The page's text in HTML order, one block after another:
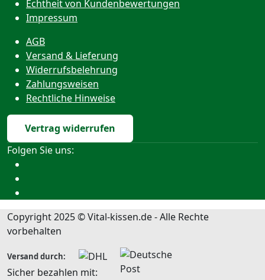
Echtheit von Kundenbewertungen
Impressum
AGB
Versand & Lieferung
Widerrufsbelehrung
Zahlungsweisen
Rechtliche Hinweise
Vertrag widerrufen
Folgen Sie uns:
Copyright 2025 © Vital-kissen.de - Alle Rechte
vorbehalten
Versand durch:
Sicher bezahlen mit: